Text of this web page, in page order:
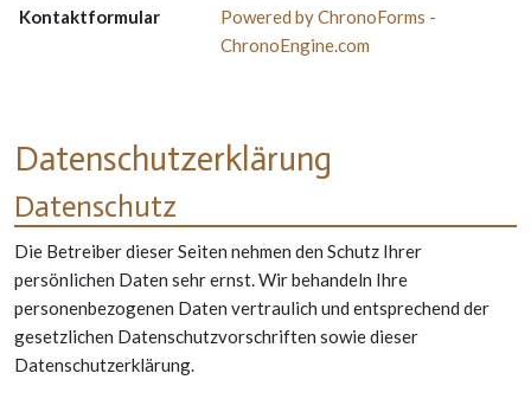
Kontaktformular
Powered by ChronoForms -
ChronoEngine.com
Datenschutzerklärung
Datenschutz
Die Betreiber dieser Seiten nehmen den Schutz Ihrer
persönlichen Daten sehr ernst. Wir behandeln Ihre
personenbezogenen Daten vertraulich und entsprechend der
gesetzlichen Datenschutzvorschriften sowie dieser
Datenschutzerklärung.